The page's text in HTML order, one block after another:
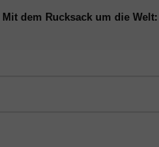
Mit dem Rucksack um die